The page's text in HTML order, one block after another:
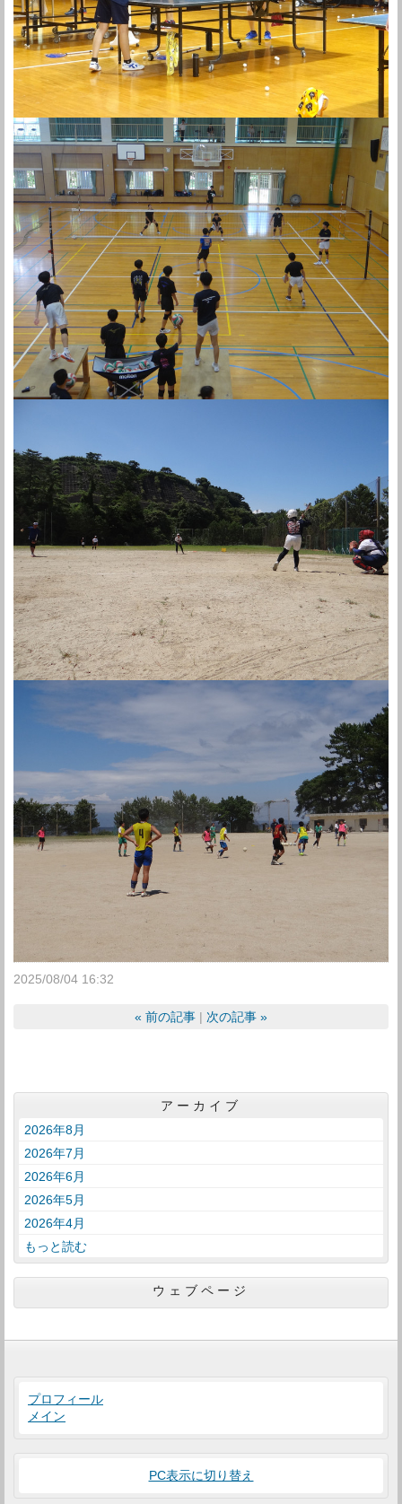
2025/08/04 16:32
« 前の記事 次の記事 »
アーカイブ
2026年8月
2026年7月
2026年6月
2026年5月
2026年4月
もっと読む
ウェブページ
プロフィール
メイン
PC表示に切り替え